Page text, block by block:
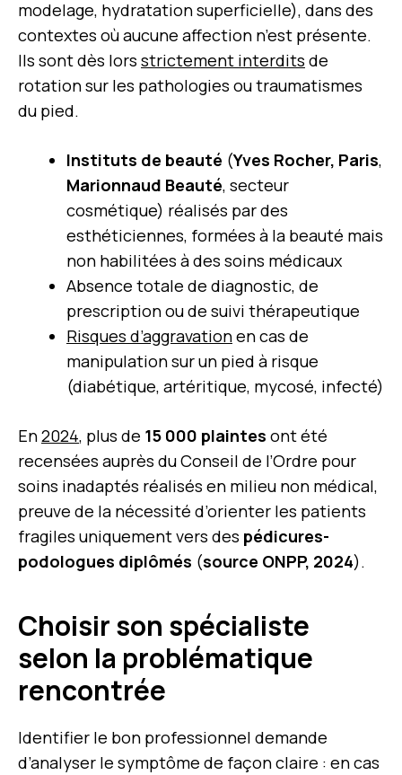
modelage, hydratation superficielle), dans des
contextes où aucune affection n’est présente.
Ils sont dès lors strictement interdits de
rotation sur les pathologies ou traumatismes
du pied.
Instituts de beauté (Yves Rocher, Paris,
Marionnaud Beauté, secteur
cosmétique) réalisés par des
esthéticiennes, formées à la beauté mais
non habilitées à des soins médicaux
Absence totale de diagnostic, de
prescription ou de suivi thérapeutique
Risques d’aggravationen cas de
manipulation sur un pied à risque
(diabétique, artéritique, mycosé, infecté)
En2024, plus de 15 000 plaintes ont été
recensées auprès du Conseil de l’Ordre pour
soins inadaptés réalisés en milieu non médical,
preuve de la nécessité d’orienter les patients
fragiles uniquement vers des pédicures-
podologues diplômés (source ONPP, 2024).
Choisir son spécialiste
selon la problématique
rencontrée
Identifier le bon professionnel demande
d’analyser le symptôme de façon claire : en cas